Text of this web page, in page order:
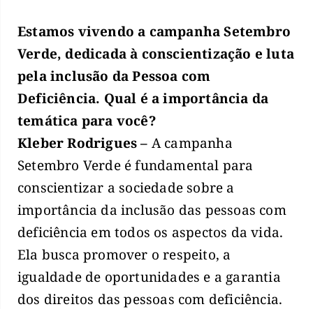
Estamos vivendo a campanha Setembro
Verde, dedicada à conscientização e luta
pela inclusão da Pessoa com
Deficiência. Qual é a importância da
temática para você?
Kleber Rodrigues – A campanha
Setembro Verde é fundamental para
conscientizar a sociedade sobre a
importância da inclusão das pessoas com
deficiência em todos os aspectos da vida.
Ela busca promover o respeito, a
igualdade de oportunidades e a garantia
dos direitos das pessoas com deficiência.